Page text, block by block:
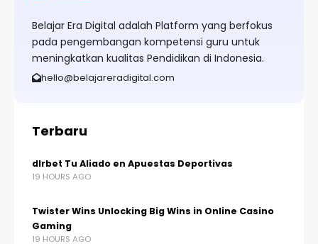
Belajar Era Digital adalah Platform yang berfokus
pada pengembangan kompetensi guru untuk
meningkatkan kualitas Pendidikan di Indonesia.
hello@belajareradigital.com
Terbaru
dlrbet Tu Aliado en Apuestas Deportivas
19 HOURS AGO
Twister Wins Unlocking Big Wins in Online Casino
Gaming
19 HOURS AGO